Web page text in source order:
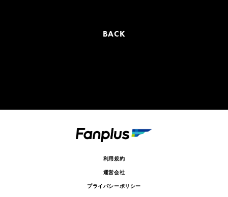
BACK
利用規約
運営会社
プライバシーポリシー